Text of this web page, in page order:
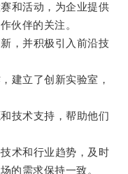
和活动，为企业提供
伙伴的关注。
，并积极引入前沿技
立了创新实验室，
技术支持，帮助他们
术和行业趋势，及时
的需求保持一致。